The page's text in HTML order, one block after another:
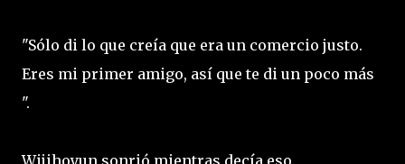
"Sólo di lo que creía que era un comercio justo.
Eres mi primer amigo, así que te di un poco más
".